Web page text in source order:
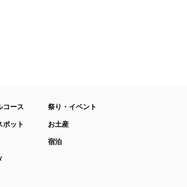
コース
ポット
祭り・イベント
お土産
宿泊